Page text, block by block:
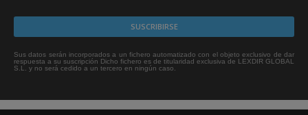
Sus datos serán incorporados a un fichero automatizado con el objeto exclusivo de dar
respuesta a su suscripción Dicho fichero es de titularidad exclusiva de LEXDIR GLOBAL
S.L. y no será cedido a un tercero en ningún caso.